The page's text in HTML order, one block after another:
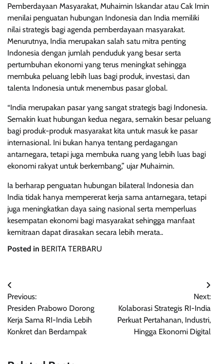
Pemberdayaan Masyarakat, Muhaimin Iskandar atau Cak Imin
menilai penguatan hubungan Indonesia dan India memiliki
nilai strategis bagi agenda pemberdayaan masyarakat.
Menurutnya, India merupakan salah satu mitra penting
Indonesia dengan jumlah penduduk yang besar serta
pertumbuhan ekonomi yang terus meningkat sehingga
membuka peluang lebih luas bagi produk, investasi, dan
talenta Indonesia untuk menembus pasar global.
“India merupakan pasar yang sangat strategis bagi Indonesia.
Semakin kuat hubungan kedua negara, semakin besar peluang
bagi produk-produk masyarakat kita untuk masuk ke pasar
internasional. Ini bukan hanya tentang perdagangan
antarnegara, tetapi juga membuka ruang yang lebih luas bagi
ekonomi rakyat untuk berkembang,” ujar Muhaimin.
Ia berharap penguatan hubungan bilateral Indonesia dan
India tidak hanya mempererat kerja sama antarnegara, tetapi
juga meningkatkan daya saing nasional serta memperluas
kesempatan ekonomi bagi masyarakat sehingga manfaat
kemitraan dapat dirasakan secara lebih merata..
Posted in BERITA TERBARU
Navigasi
pos
Previous:
Presiden Prabowo Dorong
Kerja Sama RI-India Lebih
Konkret dan Berdampak
Next:
Kolaborasi Strategis RI-India
Perkuat Pertahanan, Industri,
Hingga Ekonomi Digital